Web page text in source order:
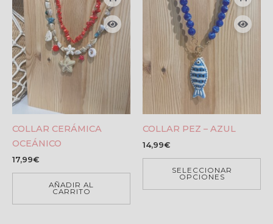
COLLAR CERÁMICA
OCEÁNICO
17,99€
AÑADIR AL
CARRITO
COLLAR PEZ – AZUL
14,99€
SELECCIONAR
OPCIONES